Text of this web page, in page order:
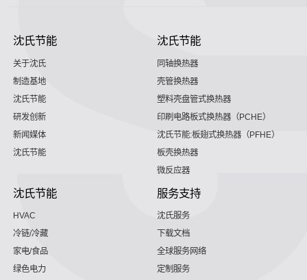
沈氏节能
关于沈氏
制造基地
沈氏节能
研发创新
新闻媒体
沈氏节能
沈氏节能
同轴换热器
壳管换热器
塑料壳盘管式换热器
印刷电路板式换热器（PCHE）
沈氏节能:板翅式换热器（PFHE）
板壳换热器
微反应器
沈氏节能
HVAC
冷链/冷藏
家电/食品
绿色电力
服务支持
沈氏服务
下载文档
全球服务网络
定制服务